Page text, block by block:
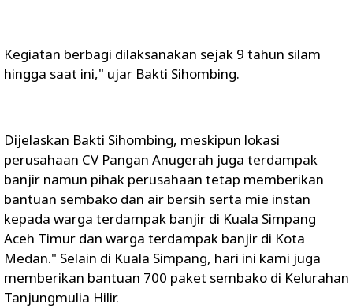
Kegiatan berbagi dilaksanakan sejak 9 tahun silam
hingga saat ini," ujar Bakti Sihombing.
Dijelaskan Bakti Sihombing, meskipun lokasi
perusahaan CV Pangan Anugerah juga terdampak
banjir namun pihak perusahaan tetap memberikan
bantuan sembako dan air bersih serta mie instan
kepada warga terdampak banjir di Kuala Simpang
Aceh Timur dan warga terdampak banjir di Kota
Medan." Selain di Kuala Simpang, hari ini kami juga
memberikan bantuan 700 paket sembako di Kelurahan
Tanjungmulia Hilir.